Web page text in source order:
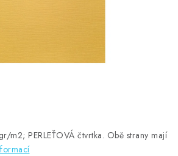
PERLEŤOVÁ čtvrtka. Obě strany mají